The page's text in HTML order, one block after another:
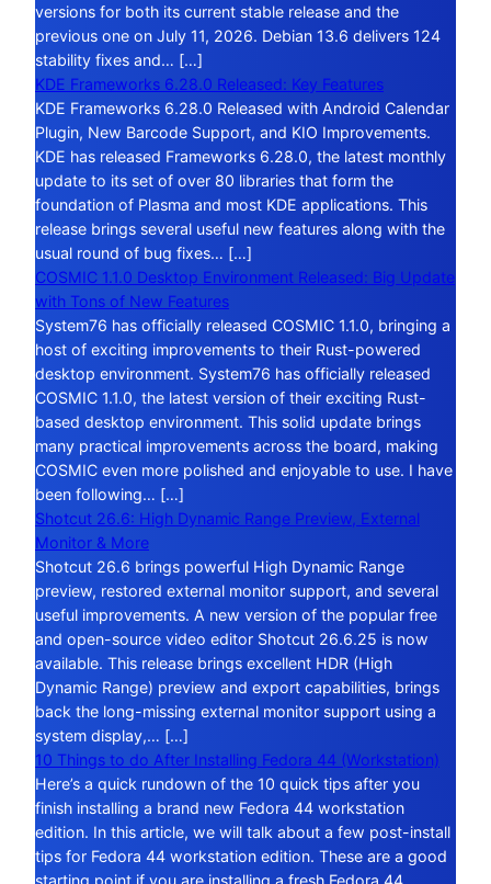
versions for both its current stable release and the
previous one on July 11, 2026. Debian 13.6 delivers 124
stability fixes and… […]
KDE Frameworks 6.28.0 Released: Key Features
KDE Frameworks 6.28.0 Released with Android Calendar
Plugin, New Barcode Support, and KIO Improvements.
KDE has released Frameworks 6.28.0, the latest monthly
update to its set of over 80 libraries that form the
foundation of Plasma and most KDE applications. This
release brings several useful new features along with the
usual round of bug fixes… […]
COSMIC 1.1.0 Desktop Environment Released: Big Update
with Tons of New Features
System76 has officially released COSMIC 1.1.0, bringing a
host of exciting improvements to their Rust-powered
desktop environment. System76 has officially released
COSMIC 1.1.0, the latest version of their exciting Rust-
based desktop environment. This solid update brings
many practical improvements across the board, making
COSMIC even more polished and enjoyable to use. I have
been following… […]
Shotcut 26.6: High Dynamic Range Preview, External
Monitor & More
Shotcut 26.6 brings powerful High Dynamic Range
preview, restored external monitor support, and several
useful improvements. A new version of the popular free
and open-source video editor Shotcut 26.6.25 is now
available. This release brings excellent HDR (High
Dynamic Range) preview and export capabilities, brings
back the long-missing external monitor support using a
system display,… […]
10 Things to do After Installing Fedora 44 (Workstation)
Here’s a quick rundown of the 10 quick tips after you
finish installing a brand new Fedora 44 workstation
edition. In this article, we will talk about a few post-install
tips for Fedora 44 workstation edition. These are a good
starting point if you are installing a fresh Fedora 44